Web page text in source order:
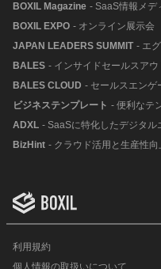
BOXIL Magazine - SaaS情報メデ
BOXIL EXPO - オンライン展示会
JAPAN LEADERS SUMMIT - エ
BALES - インサイドセールスア
BALES CLOUD - セールスエンゲ
ビジネステンプレート - 便利なテ
ADXL - SaaSに特化したデジタル
BizHint - クラウド活用と生産性向
利用規約
個人情報の取扱いについて